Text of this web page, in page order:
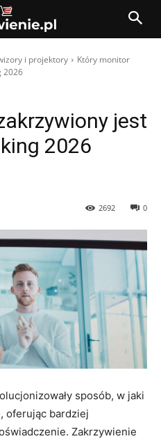
i projektory
Który monitor
2026
jest
2026
0
2692
sposób, w jaki
oferując bardziej
Zakrzywienie